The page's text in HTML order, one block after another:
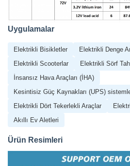
Uygulamalar
Elektrikli Bisikletler
Elektrikli Denge
Elektrikli Scooterlar
Elektrikli Sörf
İnsansız Hava Araçları (İHA)
Kesintisiz Güç Kaynakları (UPS)
Elektrikli Dört Tekerlekli Araçlar
Akıllı Ev Aletleri
Ürün Resimleri